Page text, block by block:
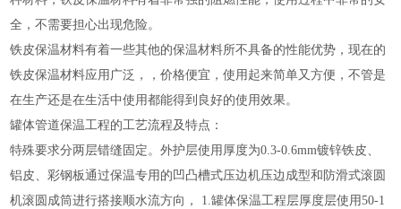
全，不需要担心出现危险。
铁皮保温材料有着一些其他的保温材料所不具备的性能优势，现在的
铁皮保温材料应用广泛，，价格便宜，使用起来简单又方便，不管是
在生产还是在生活中使用都能得到良好的使用效果。
罐体管道保温工程的工艺流程及特点：
特殊要求分两层错缝固定。外护层使用厚度为0.3-0.6mm镀锌铁皮、
铝皮、彩钢板通过保温专用的凹凸槽式压边机压边成型和防滑式滚圆
机滚圆成筒进行搭接顺水流方向， 1.罐体保温工程层厚度层使用50-1